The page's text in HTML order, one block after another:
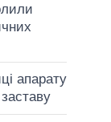
апарату